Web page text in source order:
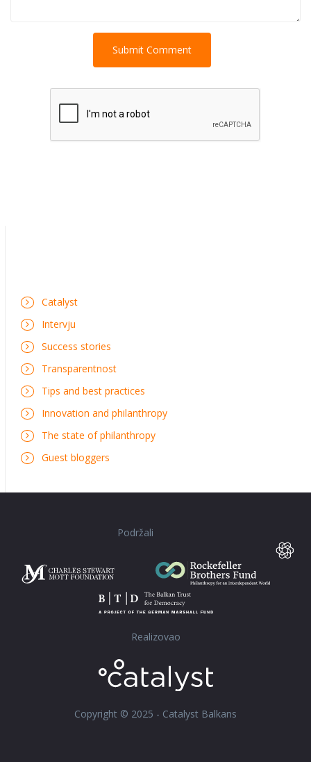
Catalyst
Intervju
Success stories
Transparentnost
Tips and best practices
Innovation and philanthropy
The state of philanthropy
Guest bloggers
Podržali
Realizovao
Copyright © 2025 - Catalyst Balkans